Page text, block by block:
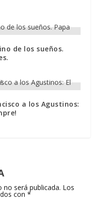
de los sueños.
a los Agustinos:
será publicada. Los
con*